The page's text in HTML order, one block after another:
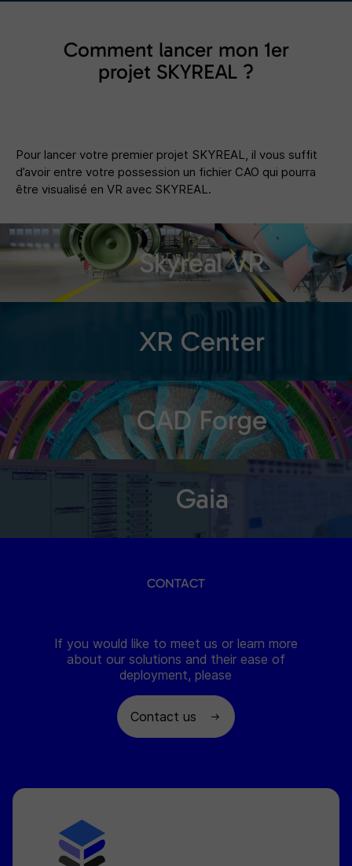
Comment lancer mon 1er
projet SKYREAL ?
Pour lancer votre premier projet SKYREAL, il vous suffit
d’avoir entre votre possession un fichier CAO qui pourra
être visualisé en VR avec SKYREAL.
Skyreal VR
XR Center
CAD Forge
Gaia
CONTACT
If you would like to meet us or learn more
about our solutions and their ease of
deployment, please
Contact us